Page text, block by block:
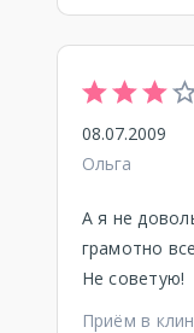
08.07.2009
Ольга
А я не
грамотно
Не советую!
Приём в